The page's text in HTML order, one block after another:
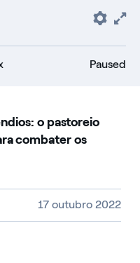
Paused
o pastoreio
combater os
17 outubro 2022